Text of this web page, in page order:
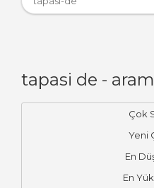
tapasi de -
Çok
Yeni
En
En